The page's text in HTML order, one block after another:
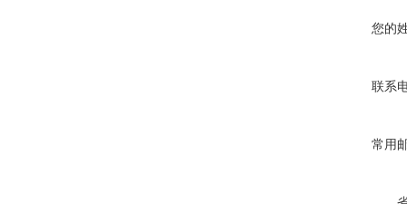
您的
联系
常用